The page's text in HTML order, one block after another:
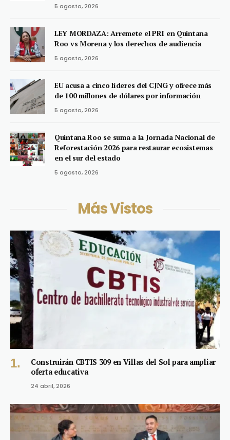
5 agosto, 2026
LEY MORDAZA: Arremete el PRI en Quintana
Roo vs Morena y los derechos de audiencia
5 agosto, 2026
EU acusa a cinco líderes del CJNG y ofrece más
de 100 millones de dólares por información
5 agosto, 2026
Quintana Roo se suma a la Jornada Nacional de
Reforestación 2026 para restaurar ecosistemas
en el sur del estado
5 agosto, 2026
Más Vistos
Construirán CBTIS 309 en Villas del Sol para ampliar
oferta educativa
24 abril, 2026